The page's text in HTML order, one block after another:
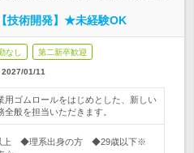
技術開発】★未経験OK
なし 第二新卒歓迎
2027/01/11
用ゴムロールをはじめとした、新しい
般を担当いただきます。
上 ◆理系出身の方 ◆29歳以下※